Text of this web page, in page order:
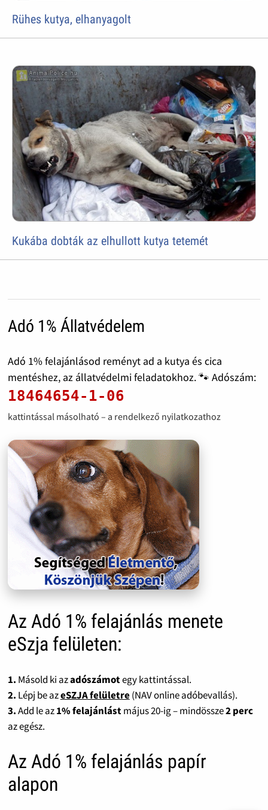
Rühes kutya, elhanyagolt
Kukába dobták az elhullott kutya tetemét
Adó 1% Állatvédelem
Adó 1% felajánlásod reményt ad a kutya és cica
mentéshez, az állatvédelmi feladatokhoz. 🐾 Adószám:
18464654-1-06
kattintással másolható – a rendelkező nyilatkozathoz
Az Adó 1% felajánlás menete
eSzja felületen:
1. Másold ki azadószámotegy kattintással.
2. Lépj be azeSZJA felületre(NAV online adóbevallás).
3.Add le az1% felajánlástmájus 20-ig – mindössze2 perc
az egész.
Az Adó 1% felajánlás papír
alapon